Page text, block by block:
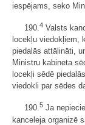
iespējams, seko
190.4 Valsts
locekļu viedokļiem,
piedalās attālināti,
Ministru kabineta
locekļi sēdē
viedokli par sēdes
190.5 Ja
kanceleja organizē